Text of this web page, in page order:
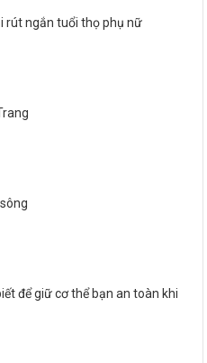
rút ngắn tuổi thọ phụ nữ
để giữ cơ thể bạn an toàn khi